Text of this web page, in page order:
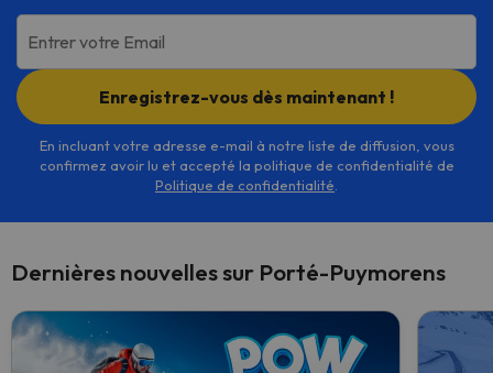
Entrer votre Email
Enregistrez-vous dès maintenant !
En incluant votre adresse e-mail à notre liste de diffusion, vous
confirmez avoir lu et accepté la politique de confidentialité de
Politique de confidentialité
Dernières nouvelles sur Porté-Puymorens